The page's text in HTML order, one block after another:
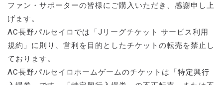
ファン・サポーターの皆様にご購入いただき、感謝申し上
げます。
AC長野パルセイロでは「Jリーグチケット サービス利用
規約」に則り、営利を目的としたチケットの転売を禁止し
ております。
AC長野パルセイロホームゲームのチケットは「特定興行